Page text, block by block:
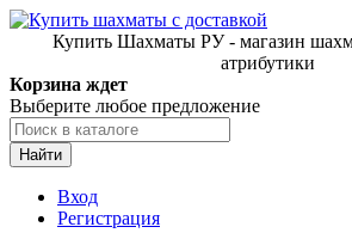
Купить Шахматы РУ - магазин
атрибутики
Корзина ждет
Выберите любое предложение
Найти
Вход
Регистрация